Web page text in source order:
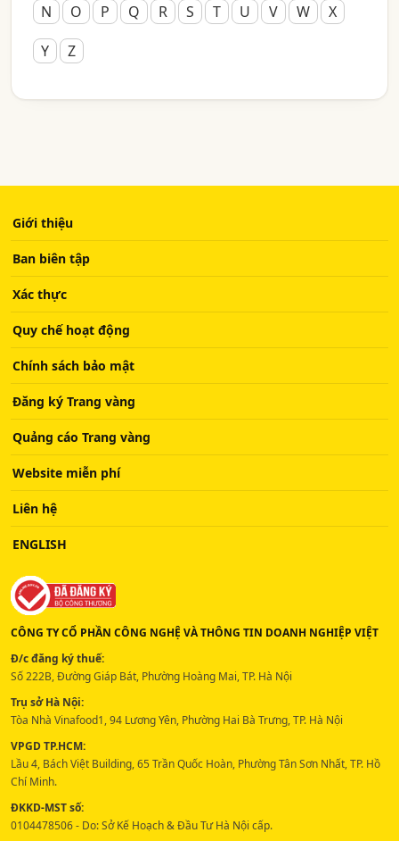
N
O P Q R S T U V W
X
Y
Z
Giới thiệu
Ban biên tập
Xác thực
Quy chế hoạt động
Chính sách bảo mật
Đăng ký Trang vàng
Quảng cáo Trang vàng
Website miễn phí
Liên hệ
ENGLISH
CÔNG TY CỔ PHẦN CÔNG NGHỆ VÀ THÔNG TIN DOANH NGHIỆP VIỆT
Đ/c đăng ký thuế:
Số 222B, Đường Giáp Bát, Phường Hoàng Mai, TP. Hà Nội
Trụ sở Hà Nội:
Tòa Nhà Vinafood1, 94 Lương Yên, Phường Hai Bà Trưng, TP. Hà Nội
VPGD TP.HCM:
Lầu 4, Bách Việt Building, 65 Trần Quốc Hoàn, Phường Tân Sơn Nhất, TP. Hồ
Chí Minh.
ĐKKD-MST số:
0104478506 - Do: Sở Kế Hoạch & Đầu Tư Hà Nội cấp.